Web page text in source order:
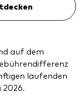
auf dem
laufenden
2026.